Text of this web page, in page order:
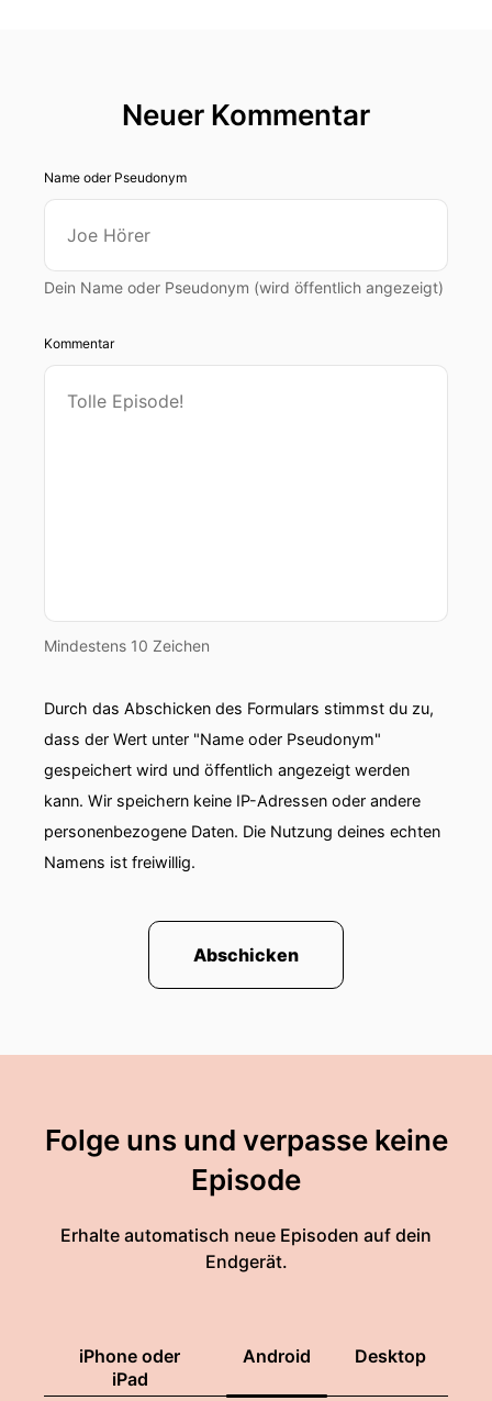
Neuer Kommentar
Name oder Pseudonym
Dein Name oder Pseudonym (wird öffentlich angezeigt)
Kommentar
Mindestens 10 Zeichen
Durch das Abschicken des Formulars stimmst du zu,
dass der Wert unter "Name oder Pseudonym"
gespeichert wird und öffentlich angezeigt werden
kann. Wir speichern keine IP-Adressen oder andere
personenbezogene Daten. Die Nutzung deines echten
Namens ist freiwillig.
Abschicken
Folge uns und verpasse keine
Episode
Erhalte automatisch neue Episoden auf dein
Endgerät.
iPhone oder
iPad
Android Desktop